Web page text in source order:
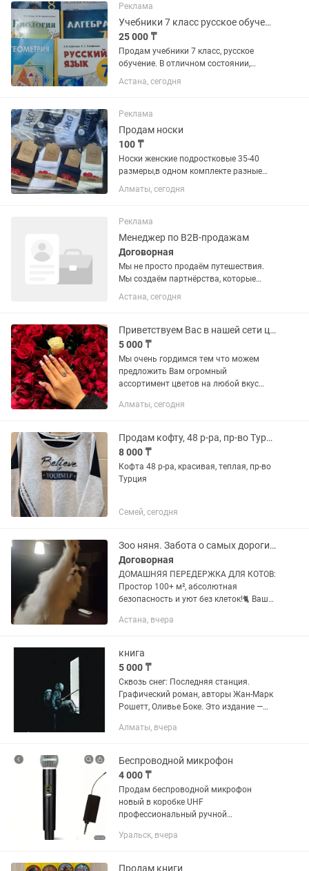
стоимость включено трёхразовое...
Реклама
Учебники 7 класс русское обучение
25 000 ₸
Продам учебники 7 класс, русское
обучение. В отличном состоянии,
покупали в прошлом учебном году в
магазине. 1. Каз.яз.и лит-ра 1 и 2 части
Рахметова, Руандина,...
Астана, сегодня
Реклама
Продам носки
100 ₸
Носки женские подростковые 35-40
размеры,в одном комплекте разные
ра?цветки.
Алматы, сегодня
Реклама
Менеджер по B2B-продажам
Договорная
Мы не просто продаём путешествия.
Мы создаём партнёрства, которые
помогают бизнесу привлекать новых
клиентов, а людям — путешествовать
компании «РАЙ» мы ищем...
Астана, сегодня
Приветствуем Вас в нашей сети цветочных магазинов!
5 000 ₸
Мы очень гордимся тем что можем
предложить Вам огромный
ассортимент цветов на любой вкус
рай , место где Ваши фантазии
радостью и...
Алматы, сегодня
Продам кофту, 48 р-ра, пр-во Турция
8 000 ₸
Кофта 48 р-ра, красивая, теплая, пр-во
Турция
Семей, сегодня
Зоо няня. Забота о самых дорогих и любимых.
Договорная
ДОМАШНЯЯ ПЕРЕДЕРЖКА ДЛЯ КОТОВ:
Простор 100+ м², абсолютная
безопасность и уют без клеток!🐈 Ваш
отдыха, а не стресса в тесной клетке! Я
Астана, вчера
книга
5 000 ₸
Сквозь снег: Последняя станция.
Графический роман, авторы Жан-Марк
Рошетт, Оливье Боке. Это издание —
борьбе последних людей за
Алматы, вчера
Беспроводной микрофон
4 000 ₸
Продам беспроводной микрофон
новый в коробке UHF
профессиональный ручной
приёмником и усилителем и РА
Уральск, вчера
Продам книги